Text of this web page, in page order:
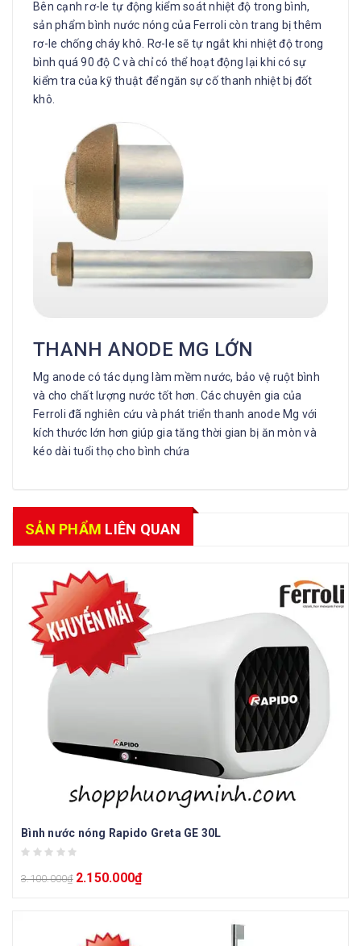
Bên cạnh rơ-le tự động kiểm soát nhiệt độ trong bình,
sản phẩm bình nước nóng của Ferroli còn trang bị thêm
rơ-le chống cháy khô. Rơ-le sẽ tự ngắt khi nhiệt độ trong
bình quá 90 độ C và chỉ có thể hoạt động lại khi có sự
kiểm tra của kỹ thuật để ngăn sự cố thanh nhiệt bị đốt
khô.
THANH ANODE MG LỚN
Mg anode có tác dụng làm mềm nước, bảo vệ ruột bình
và cho chất lượng nước tốt hơn. Các chuyên gia của
Ferroli đã nghiên cứu và phát triển thanh anode Mg với
kích thước lớn hơn giúp gia tăng thời gian bị ăn mòn và
kéo dài tuổi thọ cho bình chứa
SẢN PHẨM LIÊN QUAN
Bình nước nóng Rapido Greta GE 30L
3.100.000₫ 2.150.000₫